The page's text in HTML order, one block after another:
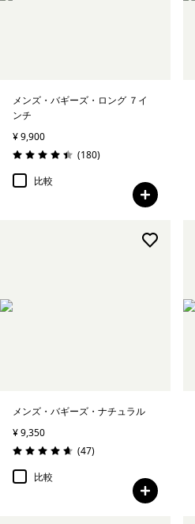
メンズ・バギーズ・ロング ７イ
ンチ
¥ 9,900
評価: 4.4 / 5
(180レビュー
)
比較
メンズ・バギーズ・ナチュラル
¥ 9,350
評価: 4.7 / 5
(47レビュー
)
比較